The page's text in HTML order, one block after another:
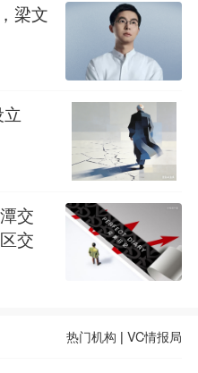
梁文
交
交
热门机构 |VC情报局